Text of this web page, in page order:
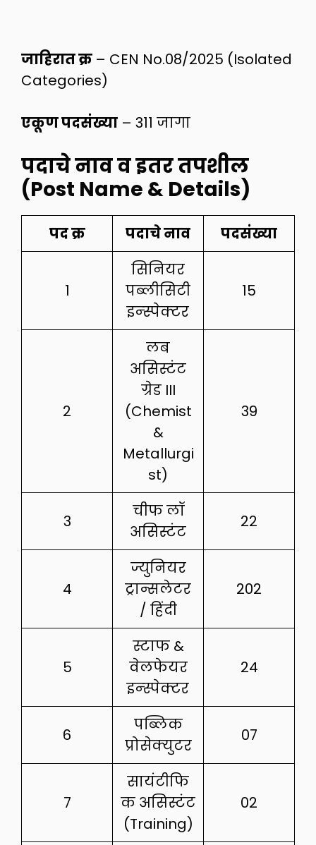
जाहिरात क्र – CEN No.08/2025 (Isolated
Categories)
एकूण पदसंख्या – 311 जागा
पदाचे नाव व इतर तपशील
(Post Name & Details)
पद क्र पदाचे नाव पदसंख्या
1
सिनियर
पब्लीसिटी
इन्स्पेक्टर
15
2
लब
असिस्टंट
ग्रेड III
(Chemist
&
Metallurgi
st)
39
3
चीफ लॉ
असिस्टंट
22
4
ज्युनियर
ट्रान्सलेटर
/ हिंदी
202
5
स्टाफ &
वेलफेयर
इन्स्पेक्टर
24
6
पब्लिक
प्रोसेक्युटर
07
7
सायंटीफि
क असिस्टंट
(Training)
02